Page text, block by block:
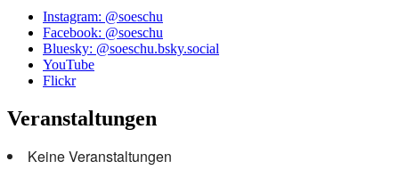
Instagram: @soeschu
Facebook: @soeschu
Bluesky: @soeschu.bsky.social
YouTube
Flickr
Veranstaltungen
Keine Veranstaltungen